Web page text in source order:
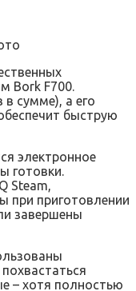
Bork F700.
сумме), а его
быструю
электронное
готовки.
Steam,
при приготовлении
завершены
– хотя полностью